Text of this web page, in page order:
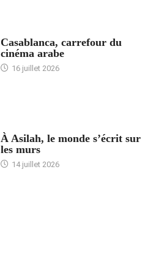
Casablanca, carrefour du
cinéma arabe
16 juillet 2026
À Asilah, le monde s’écrit sur
les murs
14 juillet 2026